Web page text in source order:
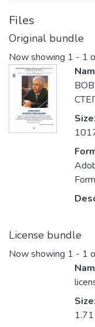
Files
Original bundle
Now showing 1 - 1
Size:
License bundle
Now showing 1 - 1
Size: